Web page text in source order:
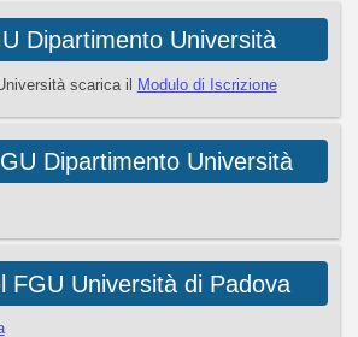
Dipartimento Università
scarica il Modulo di Iscrizione
Dipartimento Università
FGU Università di Padova